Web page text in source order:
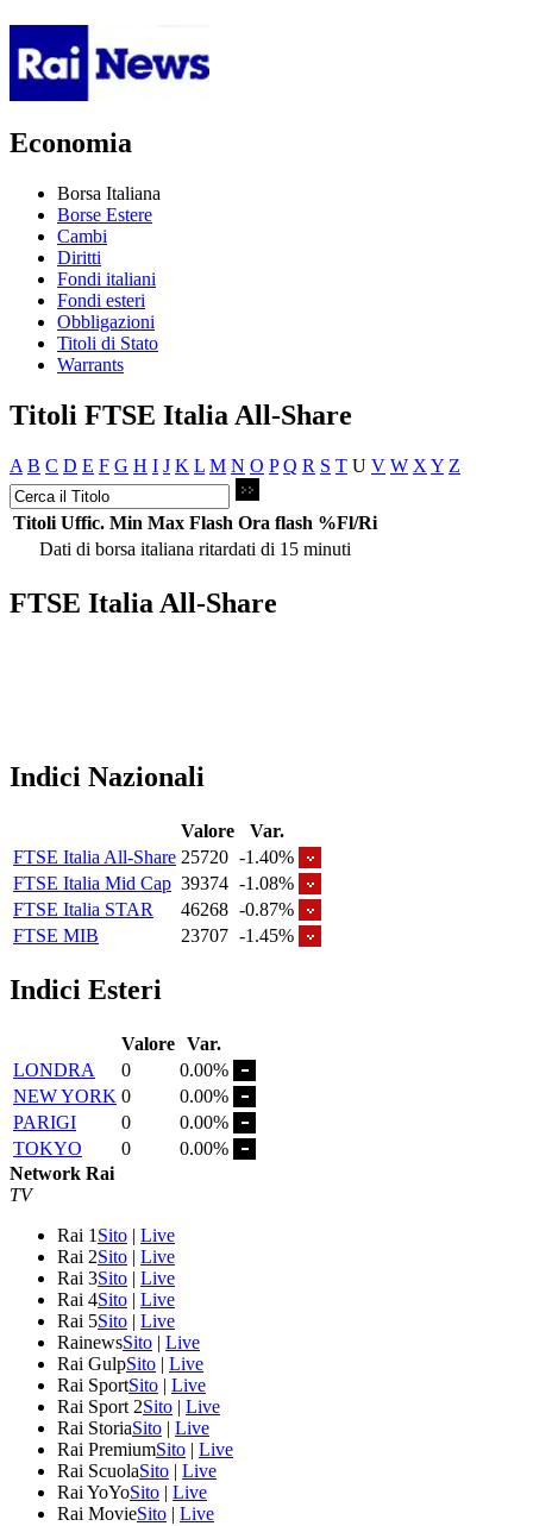
Economia
Borsa Italiana
Borse Estere
Cambi
Diritti
Fondi italiani
Fondi esteri
Obbligazioni
Titoli di Stato
Warrants
Titoli FTSE Italia All-Share
A B C D E F G H I J K L M N O P Q R S T U V W X Y Z
Titoli Uffic. Min Max Flash Ora flash %Fl/Ri
Dati di borsa italiana ritardati di 15 minuti
FTSE Italia All-Share
Indici Nazionali
Valore
Var.
FTSE Italia All-Share 25720 -1.40%
FTSE Italia Mid Cap 39374 -1.08%
FTSE Italia STAR
46268 -0.87%
FTSE MIB
23707 -1.45%
Indici Esteri
Valore Var.
LONDRA
0
0.00%
NEW YORK 0
0.00%
PARIGI
0
0.00%
TOKYO
0
0.00%
Network Rai
TV
Rai 1 Sito | Live
Rai 2Sito | Live
Rai 3Sito | Live
Rai 4Sito | Live
Rai 5Sito | Live
RainewsSito | Live
Rai GulpSito | Live
Rai SportSito | Live
Rai Sport 2Sito | Live
Rai StoriaSito | Live
Rai PremiumSito | Live
Rai ScuolaSito | Live
Rai YoYoSito | Live
Rai MovieSito | Live